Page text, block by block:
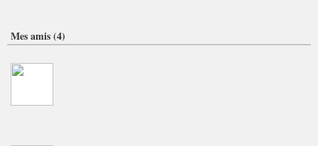
Mes amis (4)